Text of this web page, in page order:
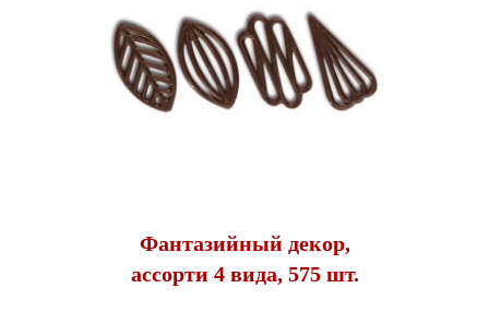
Фантазийный декор,
ассорти 4 вида, 575 шт.